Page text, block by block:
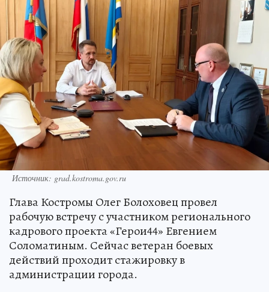
Источник: grad.kostroma.gov.ru
Глава Костромы Олег Болоховец провел
рабочую встречу с участником регионального
кадрового проекта «Герои44» Евгением
Соломатиным. Сейчас ветеран боевых
действий проходит стажировку в
администрации города.